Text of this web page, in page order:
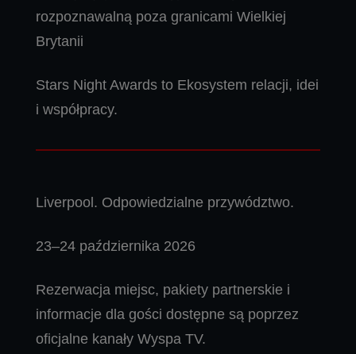
rozpoznawalną poza granicami Wielkiej
Brytanii
Stars Night Awards to Ekosystem relacji, idei
i współpracy.
Liverpool. Odpowiedzialne przywództwo.
23–24 października 2026
Rezerwacja miejsc, pakiety partnerskie i
informacje dla gości dostępne są poprzez
oficjalne kanały Wyspa TV.